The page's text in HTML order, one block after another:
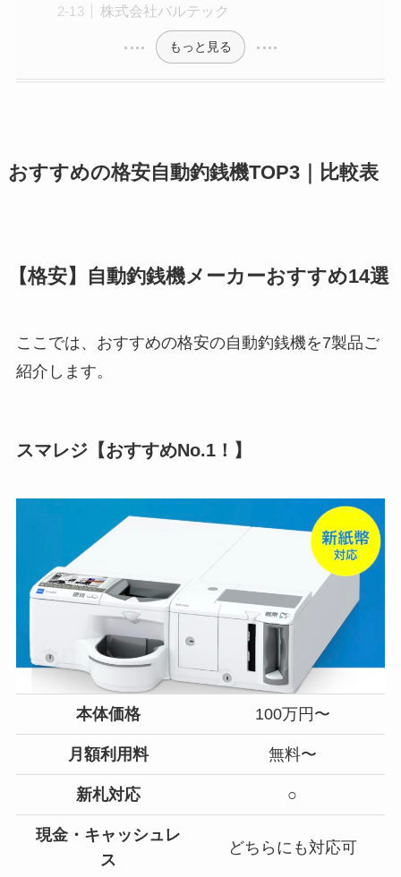
株式会社バルテック
もっと見る
おすすめの格安自動釣銭機TOP3｜比較表
【格安】自動釣銭機メーカーおすすめ14選
ここでは、おすすめの格安の自動釣銭機を7製品ご
紹介します。
スマレジ【おすすめNo.1！】
本体価格 100万円〜
月額利用料 無料〜
新札対応 ○
現金・キャッシュレ
ス
どちらにも対応可